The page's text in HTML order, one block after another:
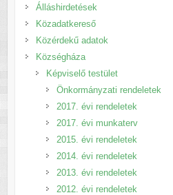
Álláshirdetések
Közadatkereső
Közérdekű adatok
Községháza
Képviselő testület
Önkormányzati rendeletek
2017. évi rendeletek
2017. évi munkaterv
2015. évi rendeletek
2014. évi rendeletek
2013. évi rendeletek
2012. évi rendeletek